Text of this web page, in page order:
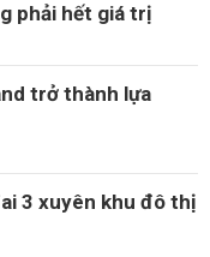
phải hết giá trị
trở thành lựa
3 xuyên khu đô thị